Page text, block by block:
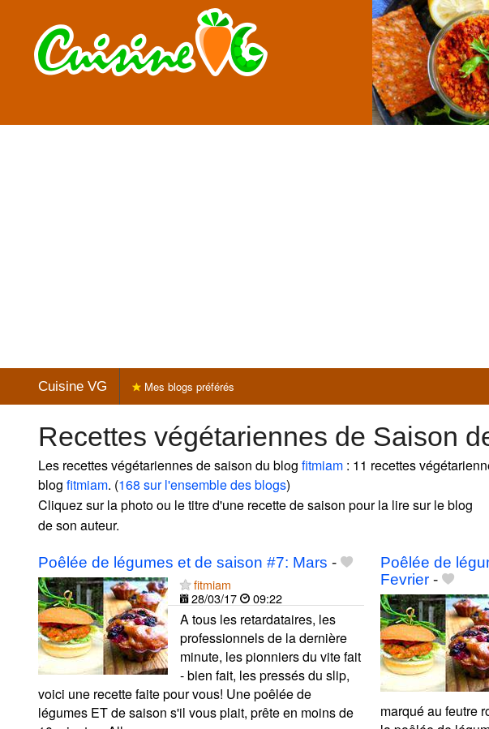
Cuisine VG Mes blogs préférés
Recettes végétariennes de Saison
Les recettes végétariennes de saison du blog fitmiam : 11 recettes
blog fitmiam. (168 sur l'ensemble des blogs)
Cliquez sur la photo ou le titre d'une recette de saison pour la lire sur le blog
de son auteur.
Poêlée de légumes et de saison #7: Mars -
fitmiam
28/03/17
09:22
A tous les retardataires, les
professionnels de la dernière
minute, les pionniers du vite fait
- bien fait, les pressés du slip,
voici une recette faite pour vous! Une poêlée de
légumes ET de saison s'il vous plait, prête en moins de
Poêlée de
Fevrier-
marqué au feutre